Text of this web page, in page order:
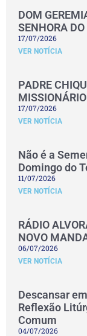
DOM
SENHORA
17/07/2026
VER NOTÍCIA
PADRE
MISSIONÁRIO
17/07/2026
VER NOTÍCIA
Não é a
Domingo do
11/07/2026
VER NOTÍCIA
RÁDIO
NOVO
06/07/2026
VER NOTÍCIA
Descansar
Reflexão
Comum
04/07/2026